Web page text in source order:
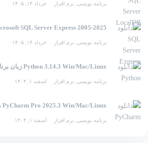
برنامه نویسی نرم افزار خرداد ۱۴, ۱۴۰۵
2005-2025 Microsoft SQL Server Express پایگاه داده
برنامه نویسی نرم افزار خرداد ۱۴, ۱۴۰۵
Python 3.14.3 Win/Mac/Linux زبان برنامه نویسی پایتون
برنامه نویسی نرم افزار اسفند ۱, ۱۴۰۴
برنامه نویسی نرم افزار اسفند ۱, ۱۴۰۴